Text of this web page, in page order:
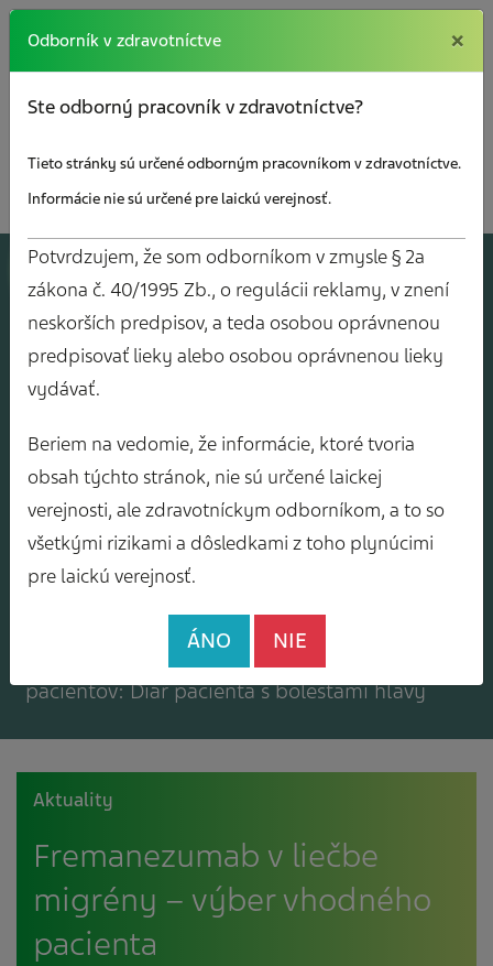
×
AJOV Y
Mám záujem o zasielanie odborného
spravodajcu
pacientov: Diár pacienta s bolesťami hlavy
Aktuality
Fremanezumab v liečbe
migrény – výber vhodného
pacienta
Odborník v zdravotníctve ×
Ste odborný pracovník v zdravotníctve?
Tieto stránky sú určené odborným pracovníkom v zdravotníctve.
Informácie nie sú určené pre laickú verejnosť.
Potvrdzujem, že som odborníkom v zmysle § 2a
zákona č. 40/1995 Zb., o regulácii reklamy, v znení
neskorších predpisov, a teda osobou oprávnenou
predpisovať lieky alebo osobou oprávnenou lieky
vydávať.
Beriem na vedomie, že informácie, ktoré tvoria
obsah týchto stránok, nie sú určené laickej
verejnosti, ale zdravotníckym odborníkom, a to so
všetkými rizikami a dôsledkami z toho plynúcimi
pre laickú verejnosť.
ÁNO NIE